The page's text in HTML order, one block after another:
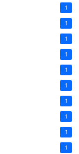
1
1
1
1
1
1
1
1
1
1